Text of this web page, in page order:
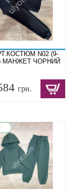
N02 (9-
МАНЖЕТ ЧОРНИЙ
грн.